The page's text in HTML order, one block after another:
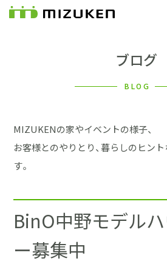
住 宅
まちづくり
会社案内
施工事例
ブログ
BLOG
MIZUKENの家やイベントの様子、
お客様とのやりとり、暮らしのヒン
す。
BinO中野モデル
ー募集中